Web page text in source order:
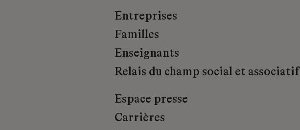
Entreprises
Familles
Enseignants
Relais du champ social et associatif
Espace presse
Carrières